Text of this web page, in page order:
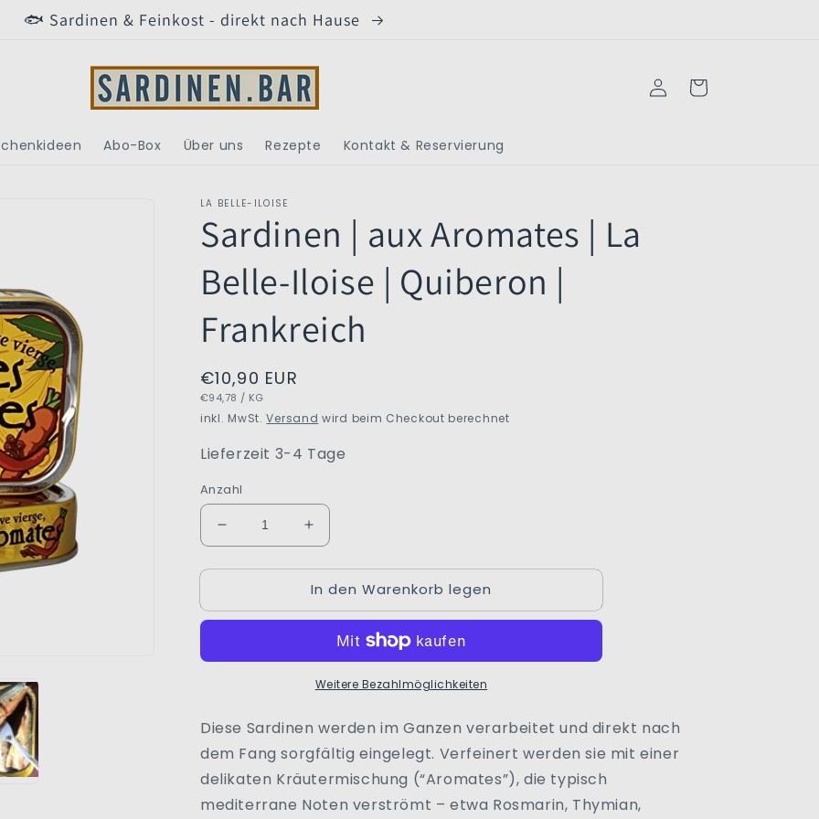
🐟 Sardinen & Feinkost - direkt nach Hause
Abo-Box Über uns Rezepte Kontakt & Reservierung
EinloggenWarenkorb
LA BELLE-ILOISE
Sardinen | aux Aromates | La
Belle-Iloise | Quiberon |
Frankreich
Normaler
Preis
€10,90 EUR
GRUNDPREIS
€94,78 / PRO
KG
inkl. MwSt.Versand wird beim Checkout berechnet
Lieferzeit 3-4 Tage
Anzahl
Verringere
die
Menge
Sardinen
Aromates
Belle-
|
Quiberon
|
Erhöhe
die
Menge
für
Sardinen
Aromates
Belle-
Iloise
|
Quiberon
|
In den Warenkorb legen
Weitere Bezahlmöglichkeiten
Diese Sardinen werden im Ganzen verarbeitet und direkt nach
dem Fang sorgfältig eingelegt. Verfeinert werden sie mit einer
delikaten Kräutermischung (“Aromates”), die typisch
mediterrane Noten verströmt – etwa Rosmarin, Thymian,